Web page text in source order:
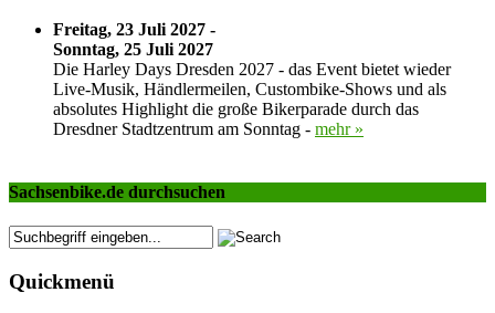
Freitag, 23 Juli 2027 -
Sonntag, 25 Juli 2027
Die Harley Days Dresden 2027 - das Event bietet wieder
Live-Musik, Händlermeilen, Custombike-Shows und als
absolutes Highlight die große Bikerparade durch das
Dresdner Stadtzentrum am Sonntag - mehr »
Sachsenbike.de durchsuchen
Quickmenü